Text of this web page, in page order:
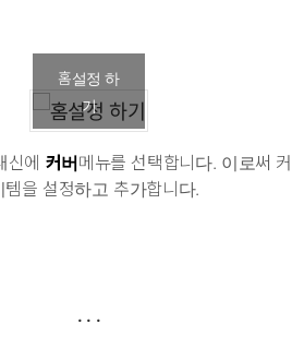
홈설정 하
기
신에 커버메뉴를 선택합니다. 이로써
을 설정하고 추가합니다.